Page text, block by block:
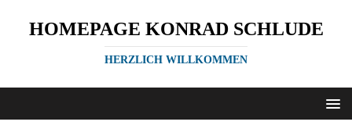
HOMEPAGE KONRAD SCHLUDE
HERZLICH WILLKOMMEN